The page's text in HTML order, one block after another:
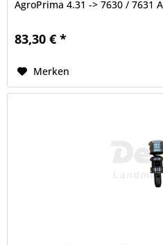
AgroPrima 4.31 -> 7630 / 7631
83,30 € *
Merken